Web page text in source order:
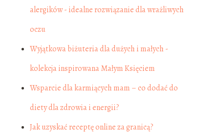
alergików - idealne rozwiązanie dla wrażliwych
oczu
Wyjątkowa biżuteria dla dużych i małych -
kolekcja inspirowana Małym Księciem
Wsparcie dla karmiących mam – co dodać do
diety dla zdrowia i energii?
Jak uzyskać receptę online za granicą?